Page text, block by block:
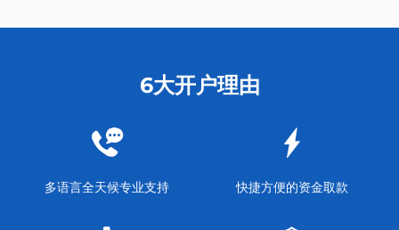
6大开户理由
多语言全天候专业支持 快捷方便的资金取款